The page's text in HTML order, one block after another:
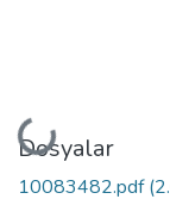
Yükleniyor...
Dosyalar
10083482.pdf